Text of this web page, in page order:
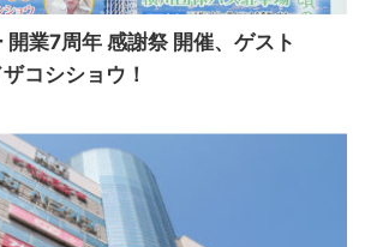
開業7周年 感謝祭 開催、ゲスト
コシショウ！